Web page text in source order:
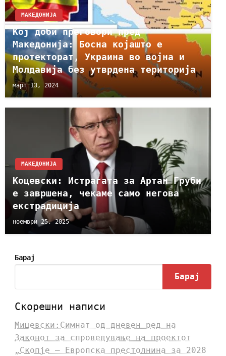
МАКЕДОНИЈА
Кој доби преговори пред
Македонија: Босна којашто е
протекторат, Украина во војна и
Молдавија без утврдена територија
март 13, 2024
МАКЕДОНИЈА
Коцевски: Истрагата за Артан Груби
е завршена, чекаме само негова
екстрадиција
ноември 25, 2025
Барај
Барај
Скорешни написи
Мицевски:Симнат од дневен ред на
Законот за спроведување на проектот
„Скопје – Европска престолнина за 2028